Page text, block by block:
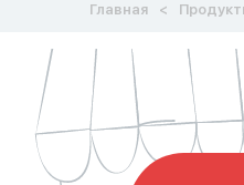
Главная